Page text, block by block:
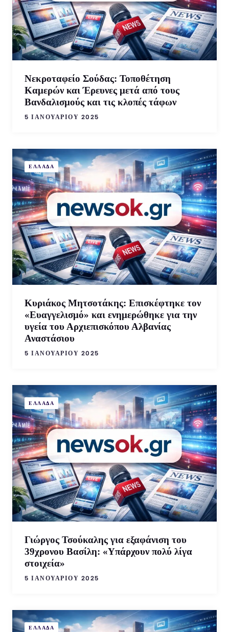
Νεκροταφείο Σούδας: Τοποθέτηση
Καμερών και Έρευνες μετά από τους
Βανδαλισμούς και τις κλοπές τάφων
5 ΙΑΝΟΥΑΡΊΟΥ 2025
ΕΛΛΑΔΑ
Κυριάκος Μητσοτάκης: Επισκέφτηκε τον
«Ευαγγελισμό» και ενημερώθηκε για την
υγεία του Αρχιεπισκόπου Αλβανίας
Αναστάσιου
5 ΙΑΝΟΥΑΡΊΟΥ 2025
ΕΛΛΑΔΑ
Γιώργος Τσούκαλης για εξαφάνιση του
39χρονου Βασίλη: «Υπάρχουν πολύ λίγα
στοιχεία»
5 ΙΑΝΟΥΑΡΊΟΥ 2025
ΕΛΛΑΔΑ